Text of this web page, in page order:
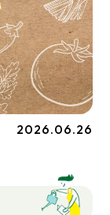
2026.06.26